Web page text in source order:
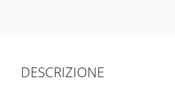
DESCRIZIONE